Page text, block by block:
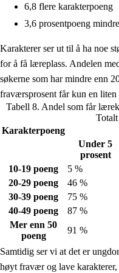
6,8 flere karakterpoeng
3,6 prosentpoeng
Karakterer ser ut til å ha noe
for å få læreplass. Andelen
søkerne som har mindre enn
fraværsprosent får kun en
Tabell 8. Andel som får
Karakterpoeng
Under 5
prosent
10-19 poeng
5 %
20-29 poeng
46 %
30-39 poeng
75 %
40-49 poeng
87 %
Mer enn 50
poeng
91 %
Samtidig ser vi at det er
høyt fravær og lave